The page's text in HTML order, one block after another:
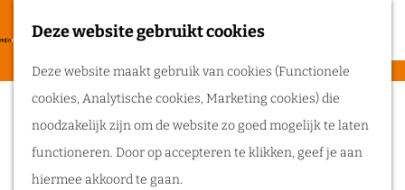
Deze website gebruikt cookies
Deze website maakt gebruik van cookies (Functionele
cookies, Analytische cookies, Marketing cookies) die
noodzakelijk zijn om de website zo goed mogelijk te laten
functioneren. Door op accepteren te klikken, geef je aan
hiermee akkoord te gaan.
a
F
a
v
o
r
i
M
e
n
u
Routes
Wandelen
Sorry, deze activiteit is niet meer
beschikbaar. Bekijk hetactuele aanbodvoor
de beschikbare opties.